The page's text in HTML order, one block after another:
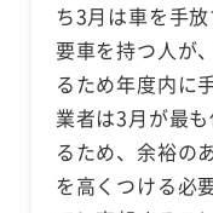
ち3月は車を手
要車を持つ人が
るため年度内に
業者は3月が最
るため、余裕の
を高くつける必